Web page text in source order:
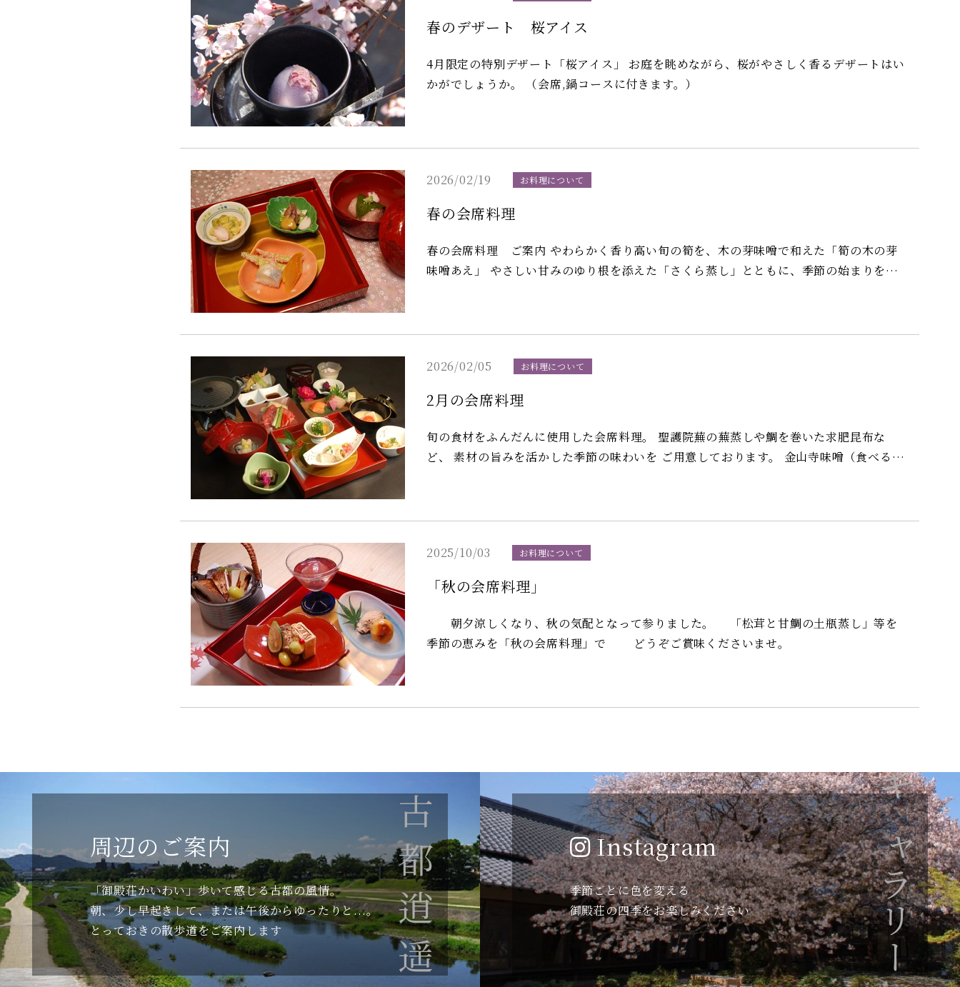
4,500円より承っております。 ※仕入れ状況により、料理内容の一部を変更させていただ
く場合がございます。
春のデザート 桜アイス
4月限定の特別デザート「桜アイス」 お庭を眺めながら、桜がやさしく香るデザートはい
かがでしょうか。 （会席,鍋コースに付きます。）
2026/02/19 お料理について
春の会席料理
春の会席料理 ご案内 やわらかく香り高い旬の筍を、木の芽味噌で和えた「筍の木の芽
味噌あえ」 やさしい甘みのゆり根を添えた「さくら蒸し」とともに、季節の始まりを感
お弁当コース」は4,500円より承っております。 ※仕入れ状況により、料理内容の一部を
2026/02/05
お料理について
2月の会席料理
旬の食材をふんだんに使用した会席料理。 聖護院蕪の蕪蒸しや鯛を巻いた求肥昆布な
ど、 素材の旨みを活かした季節の味わいを ご用意しております。 金山寺味噌（食べる味
2025/10/03 お料理について
「秋の会席料理」
朝夕涼しくなり、秋の気配となって参りました。 「松茸と甘鯛の土瓶蒸し」等を
季節の恵みを「秋の会席料理」で どうぞご賞味くださいませ。
周辺のご案内 古都逍遥
「御殿荘かいわい」歩いて感じる古都の風情。
朝、少し早起きして、または午後からゆったりと...。
とっておきの散歩道をご案内します
Instagram ギャラリー
季節ごとに色を変える
御殿荘の四季をお楽しみください